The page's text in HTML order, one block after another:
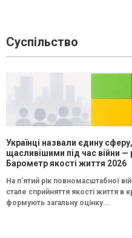
Суспільство
Українці назвали єдину
щасливішими під час війни
Барометр якості життя 2026
На п’ятий рік повномасштабної
стале сприйняття якості життя в
формують загальну оцінку...